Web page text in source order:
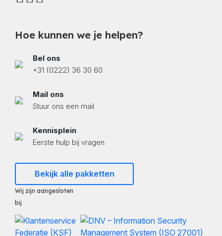
Hoe kunnen we je helpen?
Bel ons
+31 (0222) 36 30 60
Mail ons
Stuur ons een mail
Kennisplein
Eerste hulp bij vragen
Bekijk alle pakketten
Wij zijn aangesloten
bij